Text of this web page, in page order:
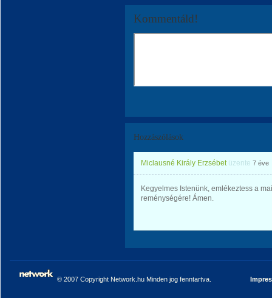
Kommentáld!
Hozzászólások
Miclausné Király Erzsébetüzente 7 éve
Kegyelmes Istenünk, emlékeztess a
reménységére! Ámen.
© 2007 Copyright Network.hu Minden jog fenntartva.